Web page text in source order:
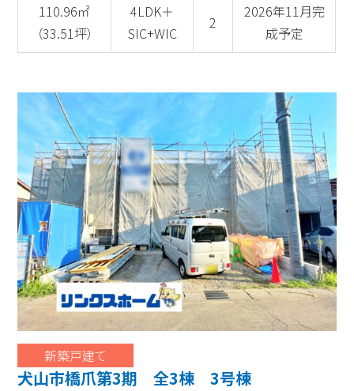
110.96㎡
（33.51坪）
4LDK＋
SIC+WIC
2
2026年11月完
成予定
新築戸建て
犬山市橋爪第3期 全3棟 3号棟